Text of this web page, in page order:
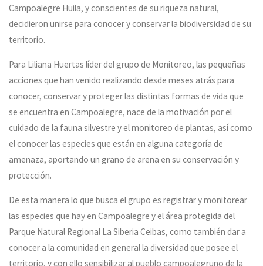
Campoalegre Huila, y conscientes de su riqueza natural,
decidieron unirse para conocer y conservar la biodiversidad de su
territorio.
Para Liliana Huertas líder del grupo de Monitoreo, las pequeñas
acciones que han venido realizando desde meses atrás para
conocer, conservar y proteger las distintas formas de vida que
se encuentra en Campoalegre, nace de la motivación por el
cuidado de la fauna silvestre y el monitoreo de plantas, así como
el conocer las especies que están en alguna categoría de
amenaza, aportando un grano de arena en su conservación y
protección.
De esta manera lo que busca el grupo es registrar y monitorear
las especies que hay en Campoalegre y el área protegida del
Parque Natural Regional La Siberia Ceibas, como también dar a
conocer a la comunidad en general la diversidad que posee el
territorio, y con ello sensibilizar al pueblo campoalegruno de la